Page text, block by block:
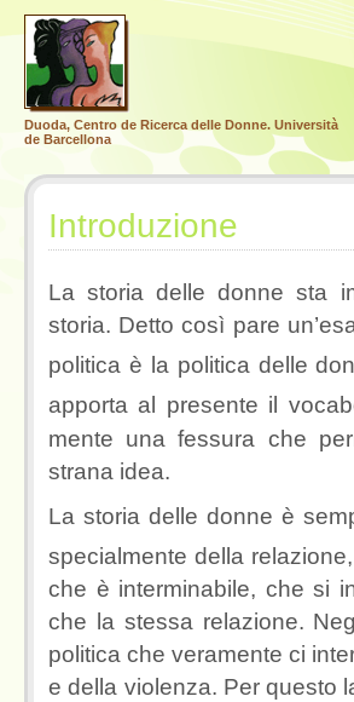
Duoda, Centro de Ricerca delle Donne. Università
de Barcellona
Introduzione
La storia delle donne sta
storia. Detto così pare
politica è la politica delle
apporta al presente il
mente una fessura che
strana idea.
La storia delle donne è
specialmente della
che è interminabile, che si
che la stessa relazione.
politica che veramente ci
e della violenza. Per questo